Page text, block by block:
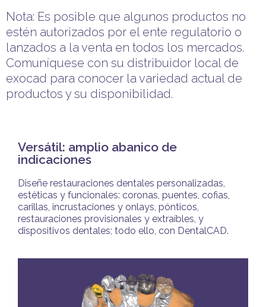
Nota: Es posible que algunos productos no
estén autorizados por el ente regulatorio o
lanzados a la venta en todos los mercados.
Comuníquese con su distribuidor local de
exocad para conocer la variedad actual de
productos y su disponibilidad.
Versátil: amplio abanico de
indicaciones
Diseñe restauraciones dentales personalizadas,
estéticas y funcionales: coronas, puentes, cofias,
carillas, incrustaciones y onlays, pónticos,
restauraciones provisionales y extraíbles, y
dispositivos dentales; todo ello, con DentalCAD.